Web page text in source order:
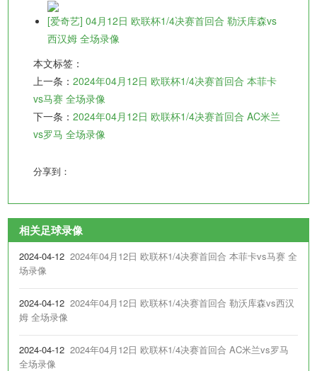
[爱奇艺] 04月12日 欧联杯1/4决赛首回合 勒沃库森vs
西汉姆 全场录像
本文标签：
上一条： 2024年04月12日 欧联杯1/4决赛首回合 本菲卡
vs马赛 全场录像
下一条： 2024年04月12日 欧联杯1/4决赛首回合 AC米兰
vs罗马 全场录像
分享到：
相关足球录像
2024-04-12 2024年04月12日 欧联杯1/4决赛首回合 本菲卡vs马赛 全
场录像
2024-04-12 2024年04月12日 欧联杯1/4决赛首回合 勒沃库森vs西汉
姆 全场录像
2024-04-12 2024年04月12日 欧联杯1/4决赛首回合 AC米兰vs罗马
全场录像